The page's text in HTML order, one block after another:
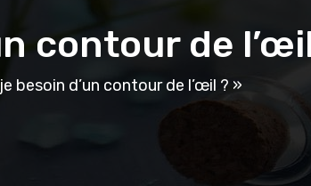
contour de
besoin d’un contour de l’œil ? »